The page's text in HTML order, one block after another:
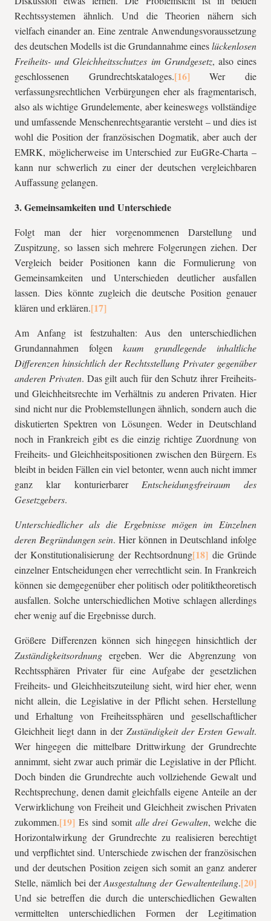
Rechtssystemen ähnlich. Und die Theorien nähern sich
vielfach einander an. Eine zentrale Anwendungsvoraussetzung
des deutschen Modells ist die Grundannahme eineslückenlosen
Freiheits- und Gleichheitsschutzes im Grundgesetz, also eines
geschlossenen Grundrechtskataloges.
Wer die
verfassungsrechtlichen Verbürgungen eher als fragmentarisch,
also als wichtige Grundelemente, aber keineswegs vollständige
und umfassende Menschenrechtsgarantie versteht – und dies ist
wohl die Position der französischen Dogmatik, aber auch der
EMRK, möglicherweise im Unterschied zur EuGRe-Charta –
kann nur schwerlich zu einer der deutschen vergleichbaren
Auffassung gelangen.
3. Gemeinsamkeiten und Unterschiede
Folgt man der hier vorgenommenen Darstellung und
Zuspitzung, so lassen sich mehrere Folgerungen ziehen. Der
Vergleich beider Positionen kann die Formulierung von
Gemeinsamkeiten und Unterschieden deutlicher ausfallen
lassen. Dies könnte zugleich die deutsche Position genauer
klären und erklären.
Am Anfang ist festzuhalten: Aus den unterschiedlichen
Grundannahmen folgen kaum grundlegende inhaltliche
Differenzen hinsichtlich der Rechtsstellung Privater gegenüber
anderen Privaten. Das gilt auch für den Schutz ihrer Freiheits-
und Gleichheitsrechte im Verhältnis zu anderen Privaten. Hier
sind nicht nur die Problemstellungen ähnlich, sondern auch die
diskutierten Spektren von Lösungen. Weder in Deutschland
noch in Frankreich gibt es die einzig richtige Zuordnung von
Freiheits- und Gleichheitspositionen zwischen den Bürgern. Es
bleibt in beiden Fällen ein viel betonter, wenn auch nicht immer
ganz klar konturierbarer Entscheidungsfreiraum des
Gesetzgebers.
Unterschiedlicher als die Ergebnisse mögen im Einzelnen
deren Begründungen sein. Hier können in Deutschland infolge
der Konstitutionalisierung der Rechtsordnung
die Gründe
einzelner Entscheidungen eher verrechtlicht sein. In Frankreich
können sie demgegenüber eher politisch oder politiktheoretisch
ausfallen. Solche unterschiedlichen Motive schlagen allerdings
eher wenig auf die Ergebnisse durch.
Größere Differenzen können sich hingegen hinsichtlich der
Zuständigkeitsordnung ergeben. Wer die Abgrenzung von
Rechtssphären Privater für eine Aufgabe der gesetzlichen
Freiheits- und Gleichheitszuteilung sieht, wird hier eher, wenn
nicht allein, die Legislative in der Pflicht sehen. Herstellung
und Erhaltung von Freiheitssphären und gesellschaftlicher
Gleichheit liegt dann in der Zuständigkeit der Ersten Gewalt.
Wer hingegen die mittelbare Drittwirkung der Grundrechte
annimmt, sieht zwar auch primär die Legislative in der Pflicht.
Doch binden die Grundrechte auch vollziehende Gewalt und
Rechtsprechung, denen damit gleichfalls eigene Anteile an der
Verwirklichung von Freiheit und Gleichheit zwischen Privaten
zukommen.
Es sind somit alle drei Gewalten, welche die
Horizontalwirkung der Grundrechte zu realisieren berechtigt
und verpflichtet sind. Unterschiede zwischen der französischen
und der deutschen Position zeigen sich somit an ganz anderer
Stelle, nämlich bei derAusgestaltung der Gewaltenteilung.
Und sie betreffen die durch die unterschiedlichen Gewalten
vermittelten unterschiedlichen Formen der Legitimation